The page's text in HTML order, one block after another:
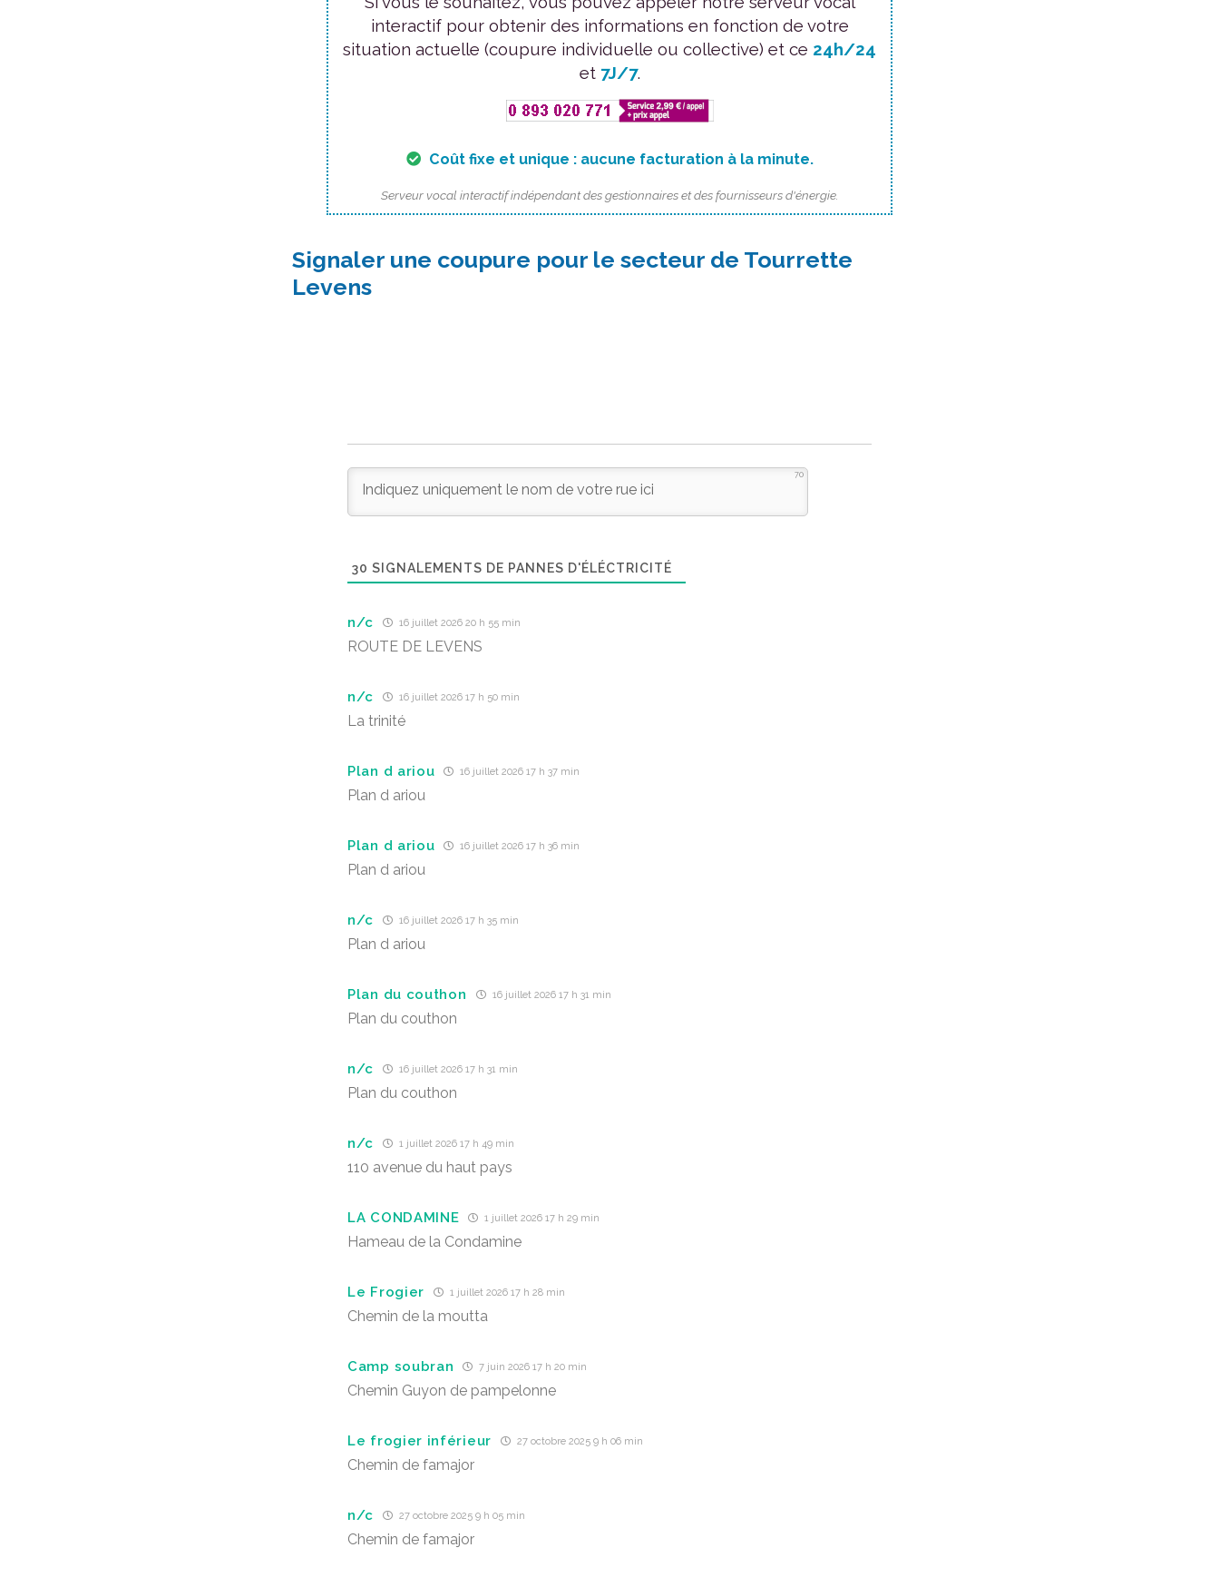
interactif pour obtenir des informations en fonction de votre
situation actuelle (coupure individuelle ou collective) et ce 24h/24
et 7J/7.
Coût fixe et unique : aucune facturation à la minute.
Serveur vocal interactif indépendant des gestionnaires et des fournisseurs d'énergie.
Signaler une coupure pour le secteur de Tourrette
Levens
70
30 SIGNALEMENTS DE PANNES D'ÉLÉCTRICITÉ
n/c 16 juillet 2026 20 h 55 min
ROUTE DE LEVENS
n/c 16 juillet 2026 17 h 50 min
La trinité
Plan d ariou 16 juillet 2026 17 h 37 min
Plan d ariou
Plan d ariou 16 juillet 2026 17 h 36 min
Plan d ariou
n/c 16 juillet 2026 17 h 35 min
Plan d ariou
Plan du couthon 16 juillet 2026 17 h 31 min
Plan du couthon
n/c 16 juillet 2026 17 h 31 min
Plan du couthon
n/c 1 juillet 2026 17 h 49 min
110 avenue du haut pays
LA CONDAMINE 1 juillet 2026 17 h 29 min
Hameau de la Condamine
Le Frogier 1 juillet 2026 17 h 28 min
Chemin de la moutta
Camp soubran 7 juin 2026 17 h 20 min
Chemin Guyon de pampelonne
Le frogier inférieur 27 octobre 2025 9 h 06 min
Chemin de famajor
n/c 27 octobre 2025 9 h 05 min
Chemin de famajor